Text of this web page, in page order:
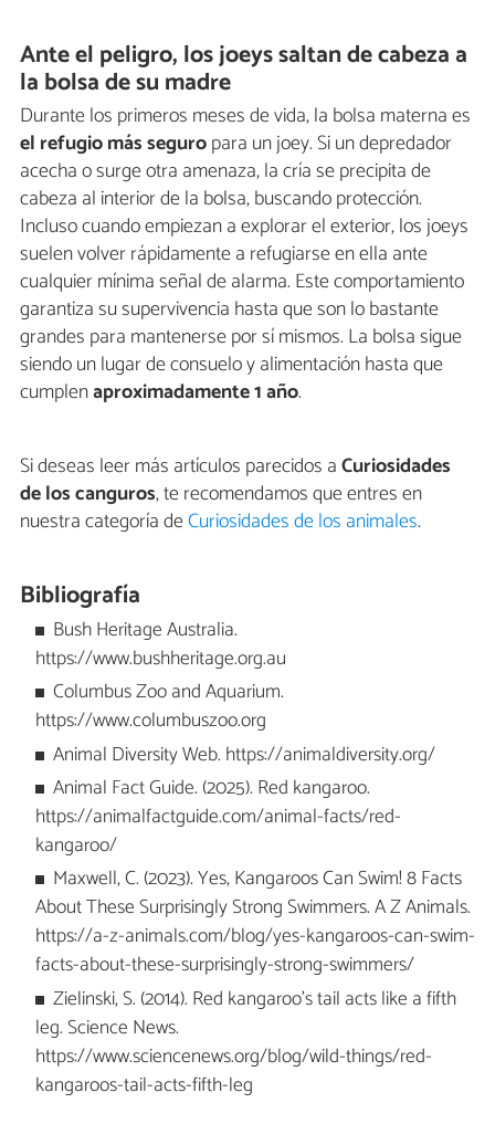
Ante el peligro, los joeys saltan de cabeza a
la bolsa de su madre
Durante los primeros meses de vida, la bolsa materna es
el refugio más seguropara un joey. Si un depredador
acecha o surge otra amenaza, la cría se precipita de
cabeza al interior de la bolsa, buscando protección.
Incluso cuando empiezan a explorar el exterior, los joeys
suelen volver rápidamente a refugiarse en ella ante
cualquier mínima señal de alarma. Este comportamiento
garantiza su supervivencia hasta que son lo bastante
grandes para mantenerse por sí mismos. La bolsa sigue
siendo un lugar de consuelo y alimentación hasta que
cumplenaproximadamente 1 año.
Si deseas leer más artículos parecidos aCuriosidades
de los canguros, te recomendamos que entres en
nuestra categoría deCuriosidades de los animales.
Bibliografía
Bush Heritage Australia.
https://www.bushheritage.org.au
Columbus Zoo and Aquarium.
https://www.columbuszoo.org
Animal Diversity Web. https://animaldiversity.org/
Animal Fact Guide. (2025). Red kangaroo.
https://animalfactguide.com/animal-facts/red-
kangaroo/
Maxwell, C. (2023). Yes, Kangaroos Can Swim! 8 Facts
About These Surprisingly Strong Swimmers. A Z Animals.
https://a-z-animals.com/blog/yes-kangaroos-can-swim-
facts-about-these-surprisingly-strong-swimmers/
Zielinski, S. (2014). Red kangaroo’s tail acts like a fifth
leg. Science News.
https://www.sciencenews.org/blog/wild-things/red-
kangaroos-tail-acts-fifth-leg